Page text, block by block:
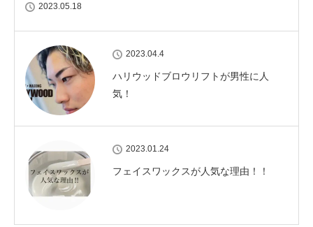
2023.05.18
2023.04.4
ハリウッドブロウリフトが男性に人
気！
2023.01.24
フェイスワックスが人気な理由！！